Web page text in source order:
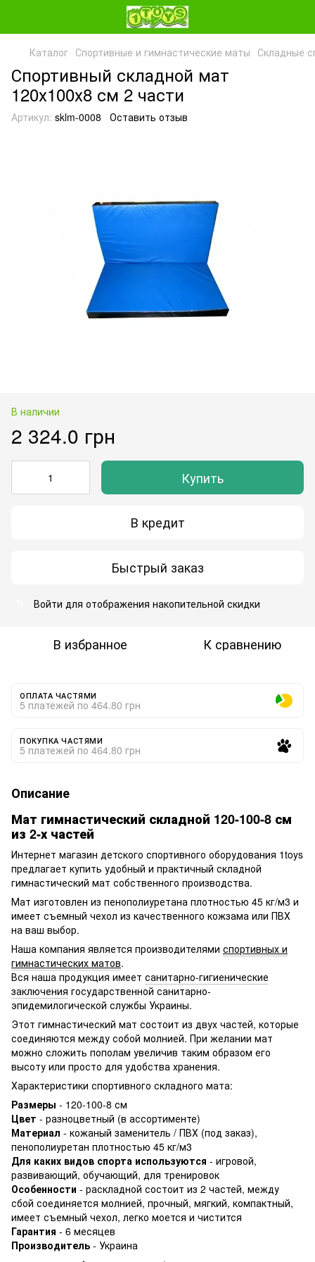
Каталог Спортивные и гимнастические маты Складные
Спортивный складной мат
120х100х8 см 2 части
Артикул: sklm-0008 Оставить отзыв
В наличии
2 324.0 грн
Купить
В кредит
Быстрый заказ
Войти для отображения накопительной скидки
В избранное К сравнению
ОПЛАТА ЧАСТЯМИ
5 платежей по 464.80 грн
ПОКУПКА ЧАСТЯМИ
5 платежей по 464.80 грн
Описание
Мат гимнастический складной 120-100-8 см
из 2-х частей
Интернет магазин детского спортивного оборудования 1toys
предлагает купить удобный и практичный складной
гимнастический мат собственного производства.
Мат изготовлен из пенополиуретана плотностью 45 кг/м3 и
имеет съемный чехол из качественного кожзама или ПВХ
на ваш выбор.
Наша компания является производителями спортивных и
гимнастических матов.
Вся наша продукция имеет санитарно-гигиенические
заключения государственной санитарно-
эпидемилогической службы Украины.
Этот гимнастический мат состоит из двух частей, которые
соединяются между собой молнией. При желании мат
можно сложить пополам увеличив таким образом его
высоту или просто для удобства хранения.
Характеристики спортивного складного мата:
Размеры - 120-100-8 см
Цвет - разноцветный (в ассортименте)
Материал - кожаный заменитель / ПВХ (под заказ),
пенополиуретан плотностью 45 кг/м3
Для каких видов спорта используются - игровой,
развивающий, обучающий, для тренировок
Особенности - раскладной состоит из 2 частей, между
сбой соединяется молнией, прочный, мягкий, компактный,
имеет съемный чехол, легко моется и чистится
Гарантия - 6 месяцев
Производитель - Украина